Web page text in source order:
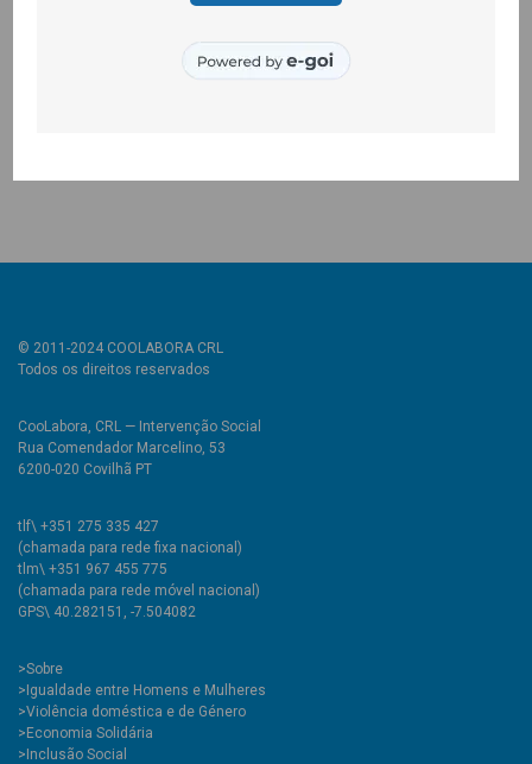
desconstruir estereótipos que ainda persistem e promover
uma cultura de paz e não violência e uma escola mais
© 2011-2024 COOLABORA CRL
Todos os direitos reservados
CooLabora, CRL — Intervenção Social
Rua Comendador Marcelino, 53
6200-020 Covilhã PT
tlf\ +351 275 335 427
(chamada para rede fixa nacional)
tlm\ +351 967 455 775
(chamada para rede móvel nacional)
GPS\ 40.282151, -7.504082
>Sobre
>Igualdade entre Homens e Mulheres
>Violência doméstica e de Género
>Economia Solidária
>Inclusão Social